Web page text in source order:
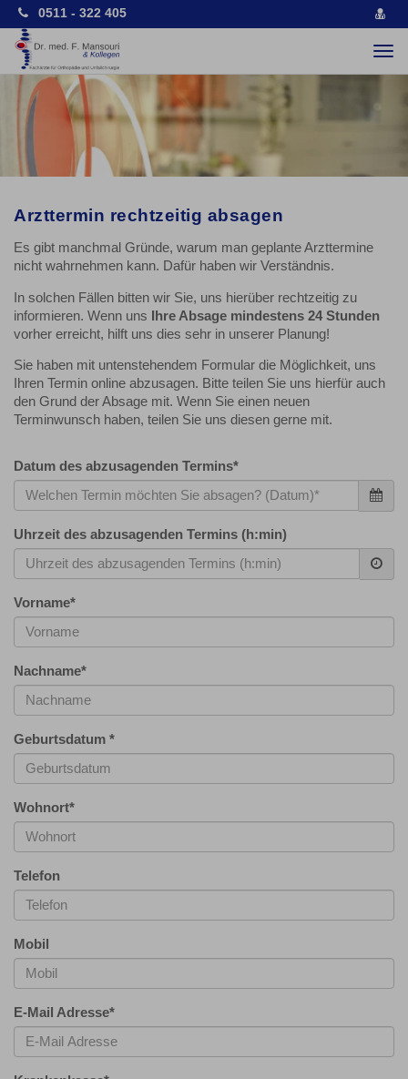
0511 - 322 405
Arzttermin rechtzeitig absagen
Es gibt manchmal Gründe, warum man geplante Arzttermine
nicht wahrnehmen kann. Dafür haben wir Verständnis.
In solchen Fällen bitten wir Sie, uns hierüber rechtzeitig zu
informieren. Wenn uns
Ihre Absage mindestens 24 Stunden
vorher erreicht, hilft uns dies sehr in unserer Planung!
Sie haben mit untenstehendem Formular die Möglichkeit, uns
Ihren Termin online abzusagen. Bitte teilen Sie uns hierfür auch
den Grund der Absage mit. Wenn Sie einen neuen
Terminwunsch haben, teilen Sie uns diesen gerne mit.
Datum des abzusagenden Termins*
Uhrzeit des abzusagenden Termins (h:min)
Vorname*
Nachname*
Geburtsdatum *
Wohnort*
Telefon
Mobil
E-Mail Adresse*